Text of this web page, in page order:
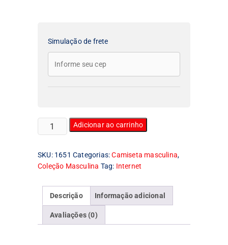
Simulação de frete
Camiseta
Masculina
quantidade
Adicionar ao carrinho
SKU: 1651 Categorias:Camiseta masculina,
Coleção Masculina Tag: Internet
Descrição Informação adicional
Avaliações (0)